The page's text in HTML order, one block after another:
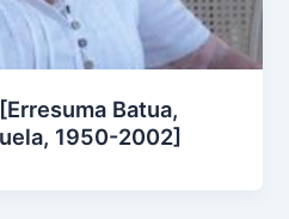
Batua,
1950-2002]